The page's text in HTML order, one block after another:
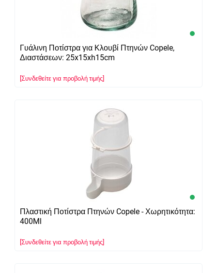
Γυάλινη Ποτίστρα για Κλουβί Πτηνών Copele,
Διαστάσεων: 25x15xh15cm
[Συνδεθείτε για προβολή τιμής]
Πλαστική Ποτίστρα Πτηνών Copele - Χωρητικότητα:
400Ml
[Συνδεθείτε για προβολή τιμής]